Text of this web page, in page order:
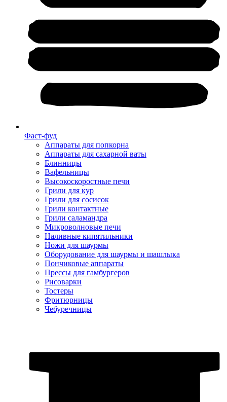
Фаст-фуд
Аппараты для попкорна
Аппараты для сахарной ваты
Блинницы
Вафельницы
Высокоскоростные печи
Грили для кур
Грили для сосисок
Грили контактные
Грили саламандра
Микроволновые печи
Наливные кипятильники
Ножи для шаурмы
Оборудование для шаурмы и шашлыка
Пончиковые аппараты
Прессы для гамбургеров
Рисоварки
Тостеры
Фритюрницы
Чебуречницы